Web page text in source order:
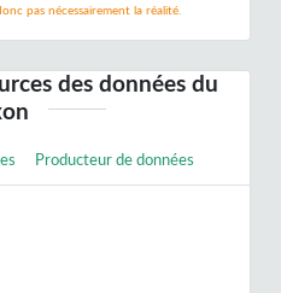
pas nécessairement la réalité.
des données du
Producteur de données